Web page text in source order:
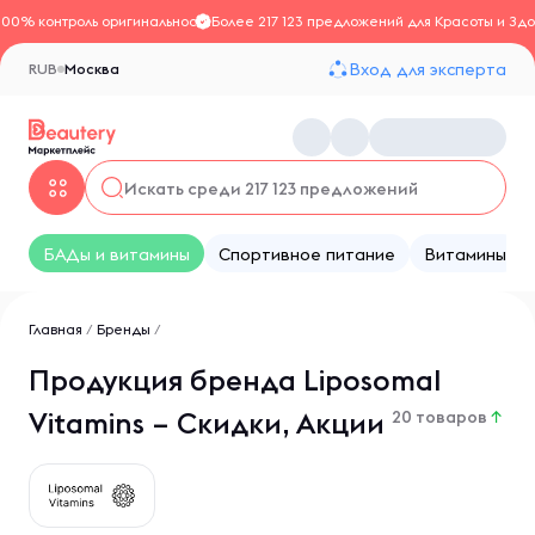
контроль оригинальностиБолее 217 123 предложений для Красоты и
Москва
RUB Вход для эксперта
БАДы и витамины Спортивное питание Витамины
Главная / Бренды /
Продукция бренда Liposomal
Vitamins – Скидки, Акции 20 товаров ↑